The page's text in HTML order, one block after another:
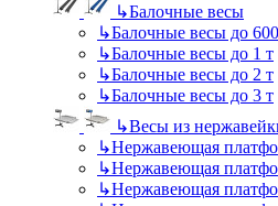
↳Балочные весы
↳Балочные весы до
↳Балочные весы до 1 т
↳Балочные весы до 2 т
↳Балочные весы до 3 т
↳Весы из
↳Нержавеющая
↳Нержавеющая
↳Нержавеющая